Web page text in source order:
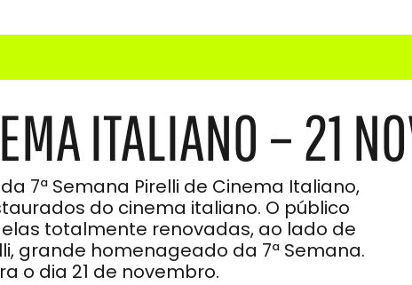
ITALIANO – 21
7ª Semana Pirelli de Cinema Italiano,
do cinema italiano. O público
totalmente renovadas, ao lado de
grande homenageado da 7ª Semana.
o dia 21 de novembro.